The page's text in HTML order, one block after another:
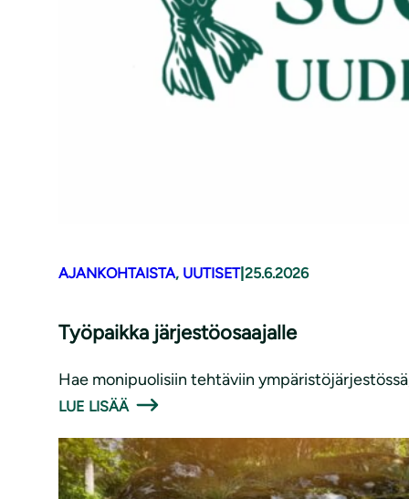
AJANKOHTAISTA, UUTISET| 25.6.2026
Työpaikka järjestöosaajalle
Hae monipuolisiin tehtäviin
LUE LISÄÄ